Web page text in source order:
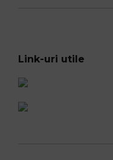
Link-uri utile